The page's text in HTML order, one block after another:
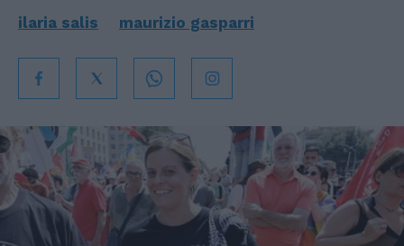
ilaria salis maurizio gasparri